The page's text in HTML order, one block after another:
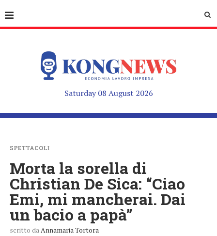
Saturday 08 August 2026
SPETTACOLI
Morta la sorella di
Christian De Sica: “Ciao
Emi, mi mancherai. Dai
un bacio a papà”
scritto da Annamaria Tortora